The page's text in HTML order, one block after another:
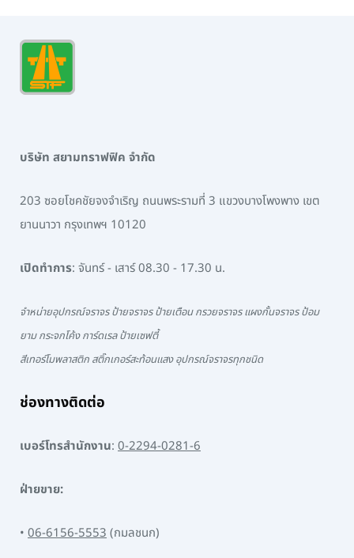
บริษัท สยามทราฟฟิค จำกัด
203 ซอยโชคชัยจงจำเริญ ถนนพระรามที่ 3 แขวงบางโพงพาง เขต
ยานนาวา กรุงเทพฯ 10120
เปิดทำการ: จันทร์ - เสาร์ 08.30 - 17.30 น.
จำหน่ายอุปกรณ์จราจร ป้ายจราจร ป้ายเตือน กรวยจราจร แผงกั้นจราจร ป้อม
ยาม กระจกโค้ง การ์ดเรล ป้ายเซฟตี้
สีเทอร์โมพลาสติก สติ๊กเกอร์สะท้อนแสง อุปกรณ์จราจรทุกชนิด
ช่องทางติดต่อ
เบอร์โทรสำนักงาน: 0-2294-0281-6
ฝ่ายขาย:
• 06-6156-5553(กมลชนก)